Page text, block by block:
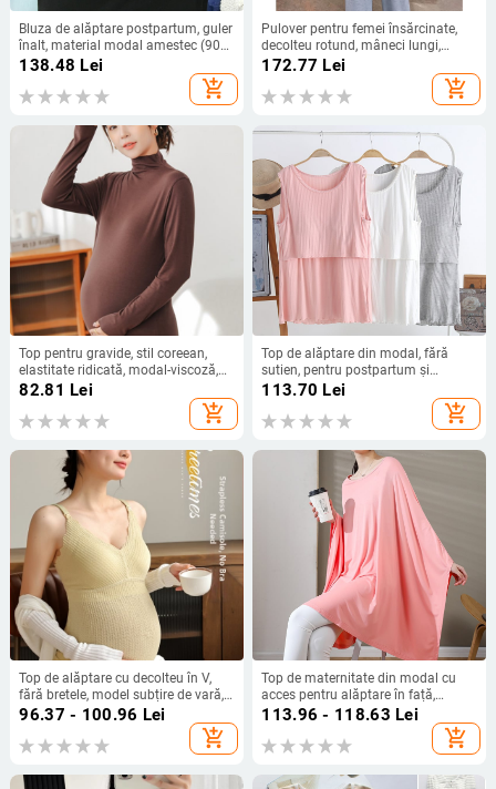
Bluza de alăptare postpartum, guler
înalt, material modal amestec (90–
95% modal, 2% elastan), mâneci
lungi, pulover cu deschidere pentru
alăptat
138.48 Lei
add_shopping_cart
Pulover pentru femei însărcinate,
decolteu rotund, mâneci lungi,
material De Velvet din celuloză
regenerată 50–70% și acril <30%,
lungime medie 65–80 cm
172.77 Lei
add_shopping_cart
Top pentru gravide, stil coreean,
elastitate ridicată, modal-viscoză,
mâneci lungi, pentru primăvară,
82.81 Lei
add_shopping_cart
Top de alăptare din modal, fără
sutien, pentru postpartum și
maternitate, primăvară–vară,
mărime mare, bază de lenjerie
113.70 Lei
add_shopping_cart
Top de alăptare cu decolteu în V,
fără bretele, model subțire de vară,
lungime 50–65 cm, material nailon-
alăptare, croială strânsă
96.37 - 100.96 Lei
add_shopping_cart
Top de maternitate din modal cu
acces pentru alăptare în față,
mâneci lungi, decolteu rotund,
113.96 - 118.63 Lei
add_shopping_cart